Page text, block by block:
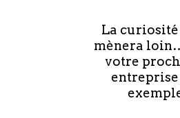
La
mènera
votre